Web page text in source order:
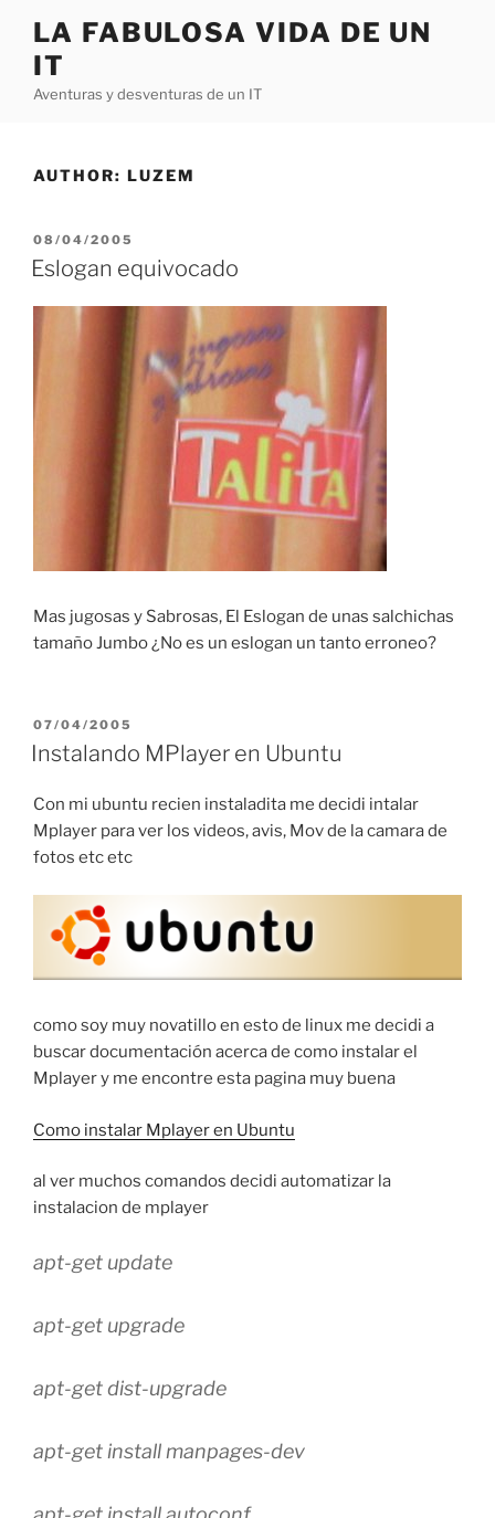
content
LA FABULOSA VIDA DE UN
IT
Aventuras y desventuras de un IT
AUTHOR: LUZEM
POSTED
ON
08/04/2005
Eslogan equivocado
Mas jugosas y Sabrosas, El Eslogan de unas salchichas
tamaño Jumbo ¿No es un eslogan un tanto erroneo?
POSTED
ON
07/04/2005
Instalando MPlayer en Ubuntu
Con mi ubuntu recien instaladita me decidi intalar
Mplayer para ver los videos, avis, Mov de la camara de
fotos etc etc
como soy muy novatillo en esto de linux me decidi a
buscar documentación acerca de como instalar el
Mplayer y me encontre esta pagina muy buena
Como instalar Mplayer en Ubuntu
al ver muchos comandos decidi automatizar la
instalacion de mplayer
apt-get update
apt-get upgrade
apt-get dist-upgrade
apt-get install manpages-dev